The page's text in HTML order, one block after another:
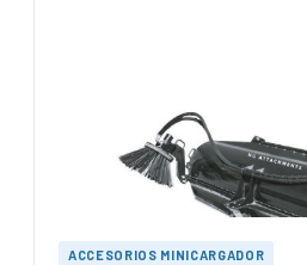
ACCESORIOS MINICARGADOR